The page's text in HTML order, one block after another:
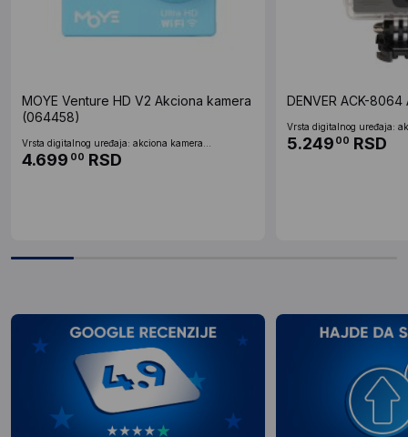
MOYE Venture HD V2 Akciona kamera
(064458)
Vrsta digitalnog uređaja: akciona kamera...
4.699 00 RSD
DENVER ACK-
Vrsta digitalnog uređaja:
5.249 00 RSD